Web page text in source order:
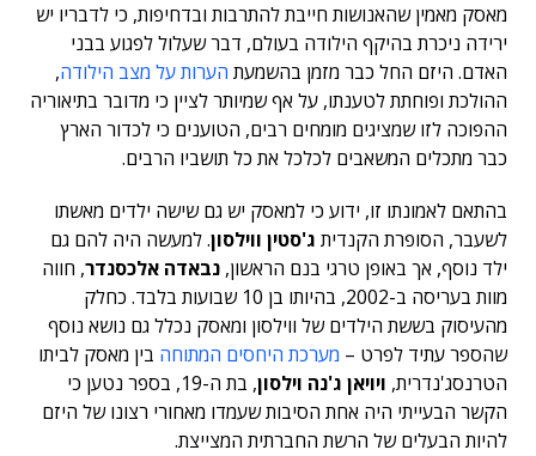
מאסק מאמין שהאנושות חייבת להתרבות ובדחיפות, כי לדבריו יש
ירידה ניכרת בהיקף הילודה בעולם, דבר שעלול לפגוע בבני
האדם. היזם החל כבר מזמן בהשמעת הערות על מצב הילודה,
ההולכת ופוחתת לטענתו, על אף שמיותר לציין כי מדובר בתיאוריה
ההפוכה לזו שמציגים מומחים רבים, הטוענים כי לכדור הארץ
כבר מתכלים המשאבים לכלכל את כל תושביו הרבים.
בהתאם לאמונתו זו, ידוע כי למאסק יש גם שישה ילדים מאשתו
לשעבר, הסופרת הקנדית ג'סטין ווילסון. למעשה היה להם גם
ילד נוסף, אך באופן טרגי בנם הראשון, נבאדה אלכסנדר, חווה
מוות בעריסה ב-2002, בהיותו בן 10 שבועות בלבד. כחלק
מהעיסוק בששת הילדים של ווילסון ומאסק נכלל גם נושא נוסף
שהספר עתיד לפרט – מערכת היחסים המתוחה בין מאסק לביתו
הטרנסג'נדרית, ויויאן ג'נה וילסון
, בת ה-19, בספר נטען כי
הקשר הבעייתי היה אחת הסיבות שעמדו מאחורי רצונו של היזם
להיות הבעלים של הרשת החברתית המצייצת.